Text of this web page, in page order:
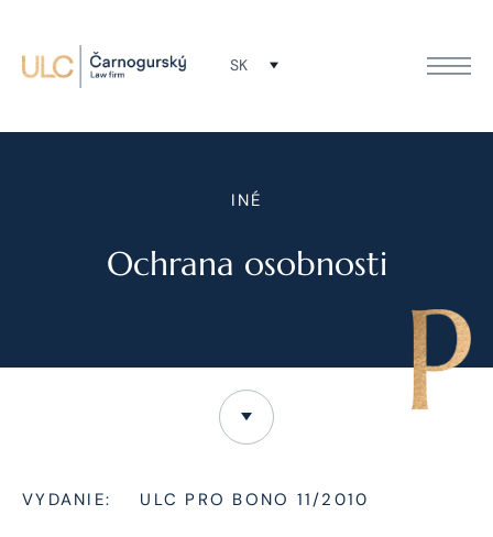
SK
INÉ
Ochrana osobnosti
VYDANIE: ULC PRO BONO 11/2010